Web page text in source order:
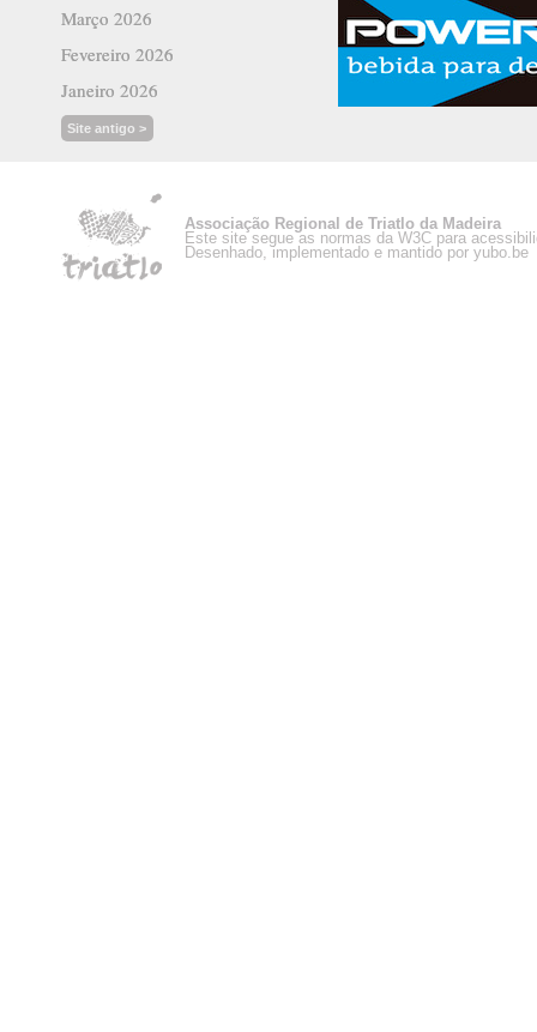
Março 2026
Fevereiro 2026
Janeiro 2026
Site antigo >
Associação Regional de Triatlo da Madeira
Este site segue as normas da W3C para
Desenhado, implementado e mantido por yubo.be